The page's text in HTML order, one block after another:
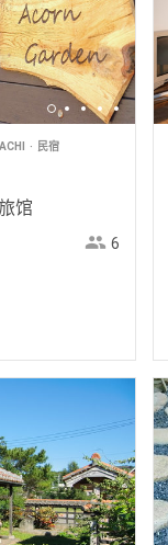
民宿
馆
6